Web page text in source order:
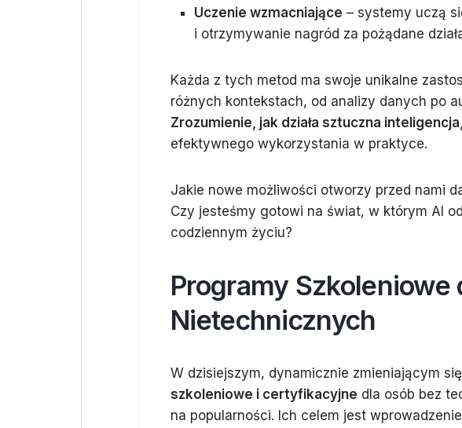
Uczenie wzmacniające – systemy uczą
i otrzymywanie nagród za pożądane
Każda z tych metod ma swoje unikalne
różnych kontekstach, od analizy danych po
Zrozumienie, jak działa sztuczna
efektywnego wykorzystania w praktyce.
Jakie nowe możliwości otworzy przed nami
Czy jesteśmy gotowi na świat, w którym AI
codziennym życiu?
Programy Szkoleniowe
Nietechnicznych
W dzisiejszym, dynamicznie zmieniającym
szkoleniowe i certyfikacyjne dla osób bez
na popularności. Ich celem jest